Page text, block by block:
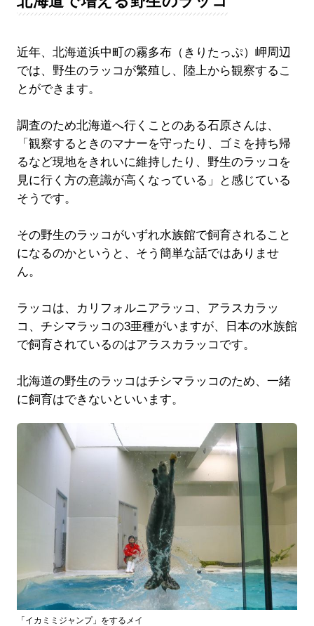
近年、北海道浜中町の霧多布（きりたっぷ）岬周辺
では、野生のラッコが繁殖し、陸上から観察するこ
とができます。
調査のため北海道へ行くことのある石原さんは、
「観察するときのマナーを守ったり、ゴミを持ち帰
るなど現地をきれいに維持したり、野生のラッコを
見に行く方の意識が高くなっている」と感じている
そうです。
その野生のラッコがいずれ水族館で飼育されること
になるのかというと、そう簡単な話ではありませ
ん。
ラッコは、カリフォルニアラッコ、アラスカラッ
コ、チシマラッコの3亜種がいますが、日本の水族館
で飼育されているのはアラスカラッコです。
北海道の野生のラッコはチシマラッコのため、一緒
に飼育はできないといいます。
「イカミミジャンプ」をするメイ